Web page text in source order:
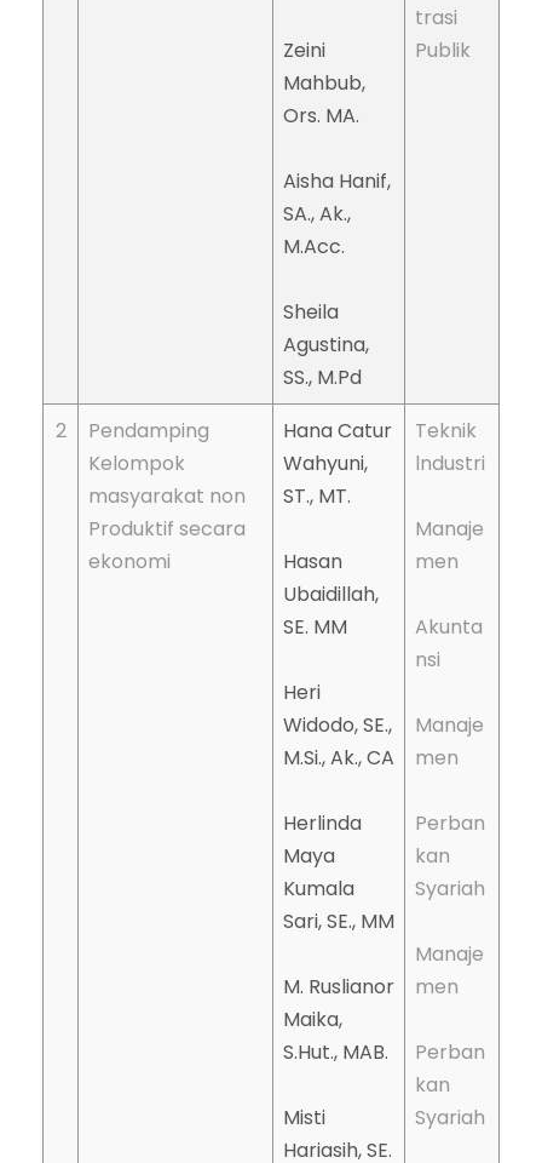
Zeini
Mahbub,
Ors. MA.
Aisha Hanif,
SA., Ak.,
M.Acc.
Sheila
Agustina,
SS., M.Pd
trasi
Publik
2
Pendamping
Kelompok
masyarakat non
Produktif secara
ekonomi
Hana Catur
Wahyuni,
ST., MT.
Hasan
Ubaidillah,
SE. MM
Heri
Widodo, SE.,
M.Si., Ak., CA
Herlinda
Maya
Kumala
Sari, SE., MM
M. Ruslianor
Maika,
S.Hut., MAB.
Misti
Hariasih, SE.
Teknik
lndustri
Manaje
men
Akunta
nsi
Manaje
men
Perban
kan
Syariah
Manaje
men
Perban
kan
Syariah